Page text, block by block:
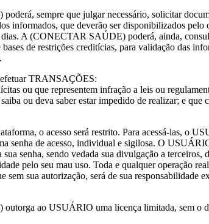
sempre que julgar necessário, solicitar
informados, que deverão ser disponibilizados
A (CONECTAR SAÚDE) poderá, ainda,
de restrições creditícias, para validação das
TRANSAÇÕES:
ou que representem infração a leis ou
ou deva saber estar impedido de realizar; e que
o acesso será restrito. Para acessá-las, o
senha de acesso, individual e sigilosa. O
sua senha, sendo vedada sua divulgação a terceiros,
pelo seu mau uso. Toda e qualquer operação
sem sua autorização, será de sua responsabilidade
ao USUÁRIO uma licença limitada, sem o